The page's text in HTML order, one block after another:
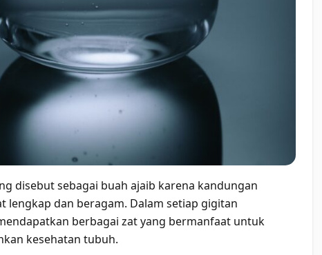
disebut sebagai buah ajaib karena kandungan
lengkap dan beragam. Dalam setiap gigitan
berbagai zat yang bermanfaat untuk
kesehatan tubuh.